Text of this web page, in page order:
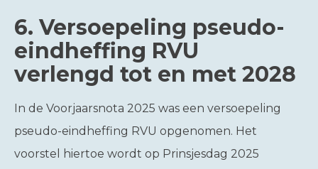
6. Versoepeling pseudo-
eindheffing RVU
verlengd tot en met 2028
In de Voorjaarsnota 2025 was een versoepeling
pseudo-eindheffing RVU opgenomen. Het
voorstel hiertoe wordt op Prinsjesdag 2025